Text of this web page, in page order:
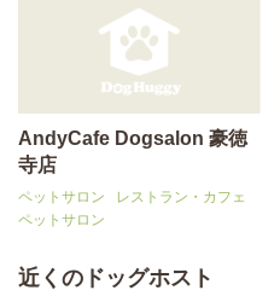
AndyCafe Dogsalon 豪徳
寺店
ペットサロン
レストラン・カフェ
ペットサロン
近くのドッグホスト